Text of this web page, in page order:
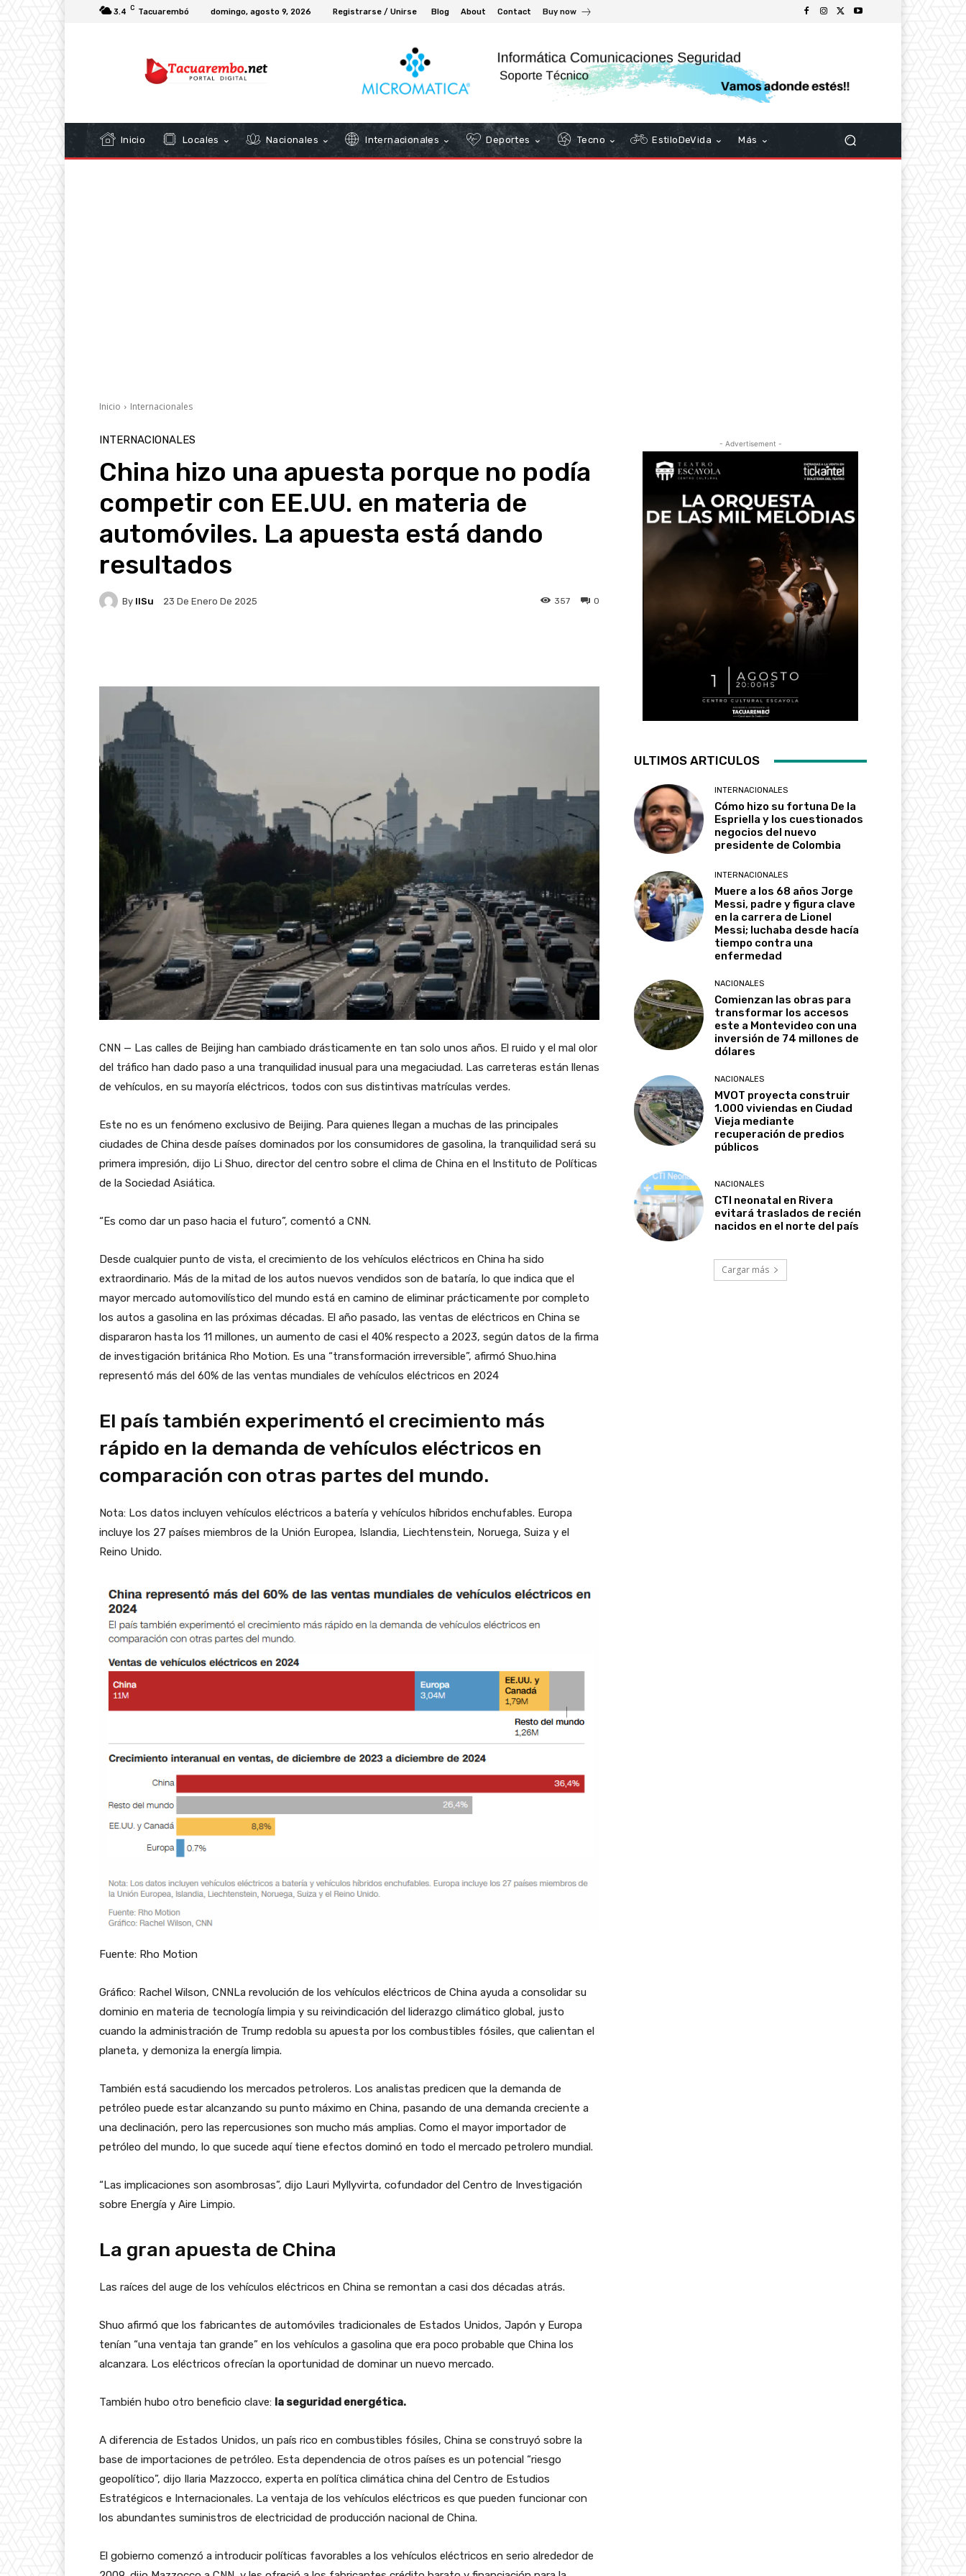
3.4 C Tacuarembó domingo, agosto 9, 2026 Registrarse / Unirse Blog About Contact Buy now
Inicio Locales Nacionales Internacionales Deportes Tecno EstiloDeVida Más
Inicio Internacionales
INTERNACIONALES
China hizo una apuesta porque no podía
competir con EE.UU. en materia de
automóviles. La apuesta está dando
resultados
By IlSu 23 De Enero De 2025 0
357
CNN — Las calles de Beijing han cambiado drásticamente en tan solo unos años. El ruido y el mal olor
del tráfico han dado paso a una tranquilidad inusual para una megaciudad. Las carreteras están llenas
de vehículos, en su mayoría eléctricos, todos con sus distintivas matrículas verdes.
Este no es un fenómeno exclusivo de Beijing. Para quienes llegan a muchas de las principales
ciudades de China desde países dominados por los consumidores de gasolina, la tranquilidad será su
primera impresión, dijo Li Shuo, director del centro sobre el clima de China en el Instituto de Políticas
de la Sociedad Asiática.
“Es como dar un paso hacia el futuro”, comentó a CNN.
Desde cualquier punto de vista, el crecimiento de los vehículos eléctricos en China ha sido
extraordinario. Más de la mitad de los autos nuevos vendidos son de bataría, lo que indica que el
mayor mercado automovilístico del mundo está en camino de eliminar prácticamente por completo
los autos a gasolina en las próximas décadas. El año pasado, las ventas de eléctricos en China se
dispararon hasta los 11 millones, un aumento de casi el 40% respecto a 2023, según datos de la firma
de investigación británica Rho Motion. Es una “transformación irreversible”, afirmó Shuo.hina
representó más del 60% de las ventas mundiales de vehículos eléctricos en 2024
El país también experimentó el crecimiento más
rápido en la demanda de vehículos eléctricos en
comparación con otras partes del mundo.
Nota: Los datos incluyen vehículos eléctricos a batería y vehículos híbridos enchufables. Europa
incluye los 27 países miembros de la Unión Europea, Islandia, Liechtenstein, Noruega, Suiza y el
Reino Unido.
Fuente: Rho Motion
Gráfico: Rachel Wilson, CNNLa revolución de los vehículos eléctricos de China ayuda a consolidar su
dominio en materia de tecnología limpia y su reivindicación del liderazgo climático global, justo
cuando la administración de Trump redobla su apuesta por los combustibles fósiles, que calientan el
planeta, y demoniza la energía limpia.
También está sacudiendo los mercados petroleros. Los analistas predicen que la demanda de
petróleo puede estar alcanzando su punto máximo en China, pasando de una demanda creciente a
una declinación, pero las repercusiones son mucho más amplias. Como el mayor importador de
petróleo del mundo, lo que sucede aquí tiene efectos dominó en todo el mercado petrolero mundial.
“Las implicaciones son asombrosas”, dijo Lauri Myllyvirta, cofundador del Centro de Investigación
sobre Energía y Aire Limpio.
La gran apuesta de China
Las raíces del auge de los vehículos eléctricos en China se remontan a casi dos décadas atrás.
Shuo afirmó que los fabricantes de automóviles tradicionales de Estados Unidos, Japón y Europa
tenían “una ventaja tan grande” en los vehículos a gasolina que era poco probable que China los
alcanzara. Los eléctricos ofrecían la oportunidad de dominar un nuevo mercado.
También hubo otro beneficio clave: la seguridad energética.
A diferencia de Estados Unidos, un país rico en combustibles fósiles, China se construyó sobre la
base de importaciones de petróleo. Esta dependencia de otros países es un potencial “riesgo
geopolítico”, dijo Ilaria Mazzocco, experta en política climática china del Centro de Estudios
Estratégicos e Internacionales. La ventaja de los vehículos eléctricos es que pueden funcionar con
los abundantes suministros de electricidad de producción nacional de China.
El gobierno comenzó a introducir políticas favorables a los vehículos eléctricos en serio alrededor de
- Advertisement -
ULTIMOS ARTICULOS
INTERNACIONALES
Cómo hizo su fortuna De la
Espriella y los cuestionados
negocios del nuevo
presidente de Colombia
INTERNACIONALES
Muere a los 68 años Jorge
Messi, padre y figura clave
en la carrera de Lionel
Messi; luchaba desde hacía
tiempo contra una
enfermedad
NACIONALES
Comienzan las obras para
transformar los accesos
este a Montevideo con una
inversión de 74 millones de
dólares
NACIONALES
MVOT proyecta construir
1.000 viviendas en Ciudad
Vieja mediante
recuperación de predios
públicos
NACIONALES
CTI neonatal en Rivera
evitará traslados de recién
nacidos en el norte del país
Cargar más